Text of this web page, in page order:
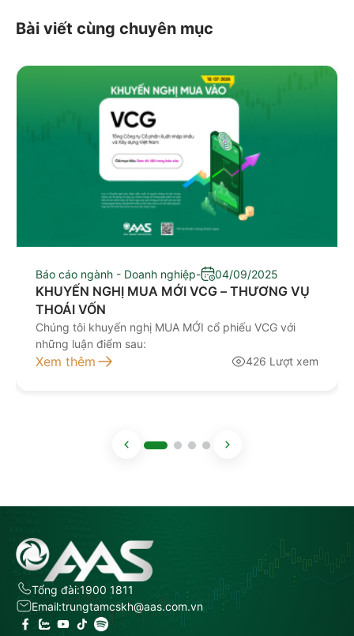
Bài viết cùng chuyên mục
Báo cáo ngành - Doanh nghiệp- 04/09/2025
KHUYẾN NGHỊ MUA MỚI VCG – THƯƠNG VỤ
THOÁI VỐN
Chúng tôi khuyến nghị MUA MỚI cổ phiếu VCG với
những luận điểm sau:
Xem thêm 426 Lượt xem
Tổng đài:1900 1811
Email:trungtamcskh@aas.com.vn